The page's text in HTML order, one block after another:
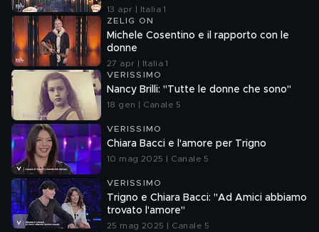
13 apr | Italia 1
ZELIG ON
Michele Cosentino e il rapporto con le
donne
27 apr | Italia 1
VERISSIMO
Nancy Brilli: "Tutte le donne che sono"
18 gen | Canale 5
VERISSIMO
Chiara Bacci e l'amore per Trigno
10 mag 2025 | Canale 5
VERISSIMO
Trigno e Chiara Bacci: "Ad Amici abbiamo
trovato l'amore"
25 mag 2025 | Canale 5